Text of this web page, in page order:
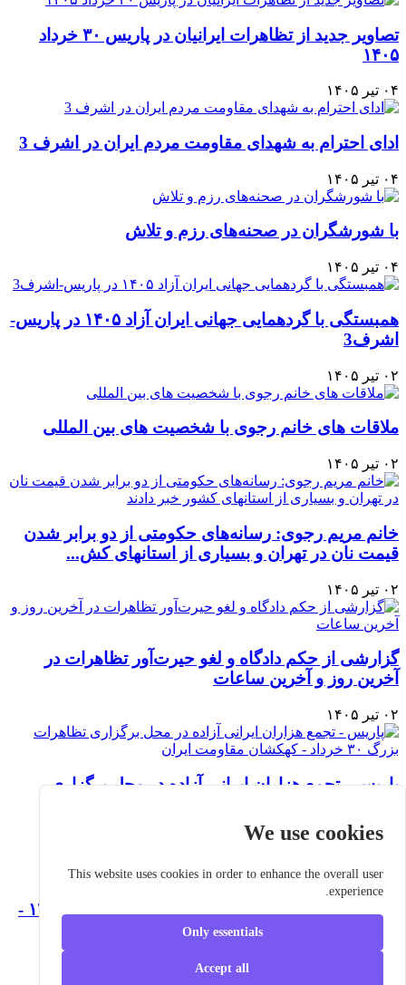
تصاویر جدید از تظاهرات ایرانیان در پاریس ۳۰ خرداد
۱۴۰۵
۰۴ تیر ۱۴۰۵
ادای احترام به شهدای مقاومت مردم ایران در اشرف 3
۰۴ تیر ۱۴۰۵
با شورشگران در صحنه‌های رزم و تلاش
۰۴ تیر ۱۴۰۵
همبستگی با گردهمایی جهانی ایران آزاد ۱۴۰۵ در پاریس-
اشرف3
۰۲ تیر ۱۴۰۵
ملاقات های خانم رجوی با شخصیت های بین المللی
۰۲ تیر ۱۴۰۵
خانم مریم رجوی: رسانه‌های حکومتی از دو برابر شدن
قیمت نان در تهران و بسیاری از استانهای کش...
۰۲ تیر ۱۴۰۵
گزارشی از حکم دادگاه و لغو حیرت‌آور تظاهرات در
آخرین روز و آخرین ساعات
۰۲ تیر ۱۴۰۵
پاریس - تجمع هزاران ایرانی آزاده در محل برگزاری
۰۱ تیر ۱۴۰۵
گردهمایی جهانی ایران آزاد در پاریس - ۳۱ خرداد ۱۴۰۵ -
سخنرانی‌های شخصیت‌ها -روز دوم
We use cookies
This website uses cookies in order to enhance the overall user
experience.
Only essentials
Accept all